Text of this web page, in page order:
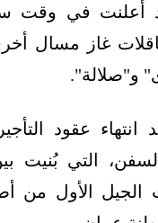
أعلنت في وقت
بيع 4 ناقلات غاز
و"صلالة".
انتهاء عقود
الجيل الأول من